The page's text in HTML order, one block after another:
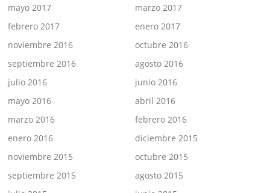
mayo 2017
marzo 2017
febrero 2017
enero 2017
noviembre 2016
octubre 2016
septiembre 2016
agosto 2016
julio 2016
junio 2016
mayo 2016
abril 2016
marzo 2016
febrero 2016
enero 2016
diciembre 2015
noviembre 2015
octubre 2015
septiembre 2015
agosto 2015